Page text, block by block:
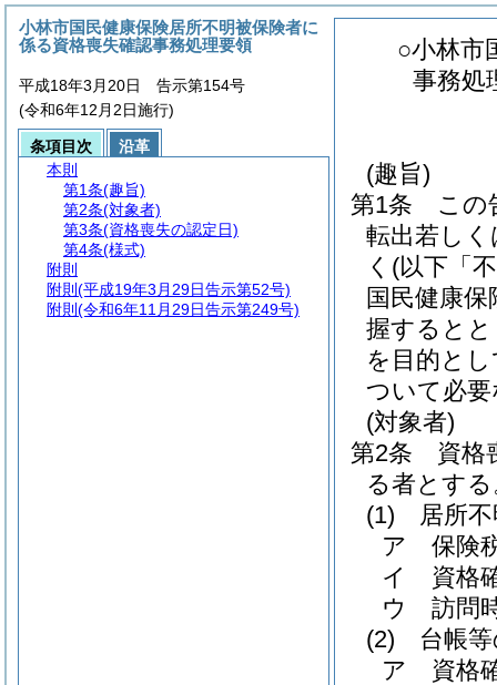
○小林市
事務処
(趣旨)
第1条
この
転出若し
く (以下「
国民健康
握すると
を目的と
ついて必
(対象者)
第2条
資格
る者とす
(1)
居所
ア
保険
イ
資格
ウ
訪問
(2)
台帳
ア
資格
小林市国民健康保険居所不明被保険者に
係る資格喪失確認事務処理要領
平成18年3月20日 告示第154号
(令和6年12月2日施行)
条項目次
沿革
本則
第1条(趣旨)
第2条(対象者)
第3条(資格喪失の認定日)
第4条(様式)
附則
附則 (平成19年3月29日告示第52号)
附則 (令和6年11月29日告示第249号)